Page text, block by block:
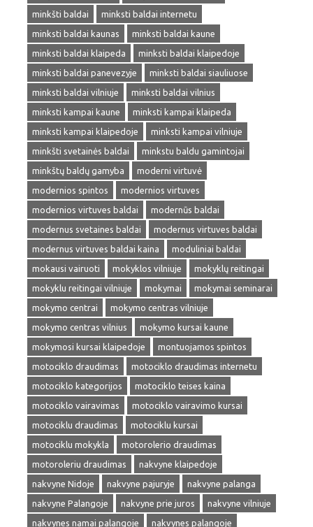
minkšti baldai
minksti baldai internetu
minksti baldai kaunas
minksti baldai kaune
minksti baldai klaipeda
minksti baldai klaipedoje
minksti baldai panevezyje
minksti baldai siauliuose
minksti baldai vilniuje
minksti baldai vilnius
minksti kampai kaune
minksti kampai klaipeda
minksti kampai klaipedoje
minksti kampai vilniuje
minkšti svetainės baldai
minkstu baldu gamintojai
minkštų baldų gamyba
moderni virtuvė
modernios spintos
modernios virtuves
modernios virtuves baldai
modernūs baldai
modernus svetaines baldai
modernus virtuves baldai
modernus virtuves baldai kaina
moduliniai baldai
mokausi vairuoti
mokyklos vilniuje
mokyklų reitingai
mokyklu reitingai vilniuje
mokymai
mokymai seminarai
mokymo centrai
mokymo centras vilniuje
mokymo centras vilnius
mokymo kursai kaune
mokymosi kursai klaipedoje
montuojamos spintos
motociklo draudimas
motociklo draudimas internetu
motociklo kategorijos
motociklo teises kaina
motociklo vairavimas
motociklo vairavimo kursai
motociklu draudimas
motociklu kursai
motociklu mokykla
motorolerio draudimas
motoroleriu draudimas
nakvyne klaipedoje
nakvyne Nidoje
nakvyne pajuryje
nakvyne palanga
nakvyne Palangoje
nakvyne prie juros
nakvyne vilniuje
nakvynes namai palangoje
nakvynes palangoje